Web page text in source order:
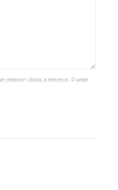
cederán datos a terceros. Puede